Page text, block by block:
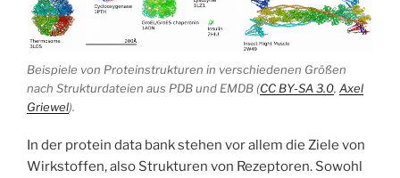
Beispiele von Proteinstrukturen in verschiedenen Größen
nach Strukturdateien aus PDB und EMDB (CC BY-SA 3.0, Axel
Griewel).
In der protein data bank stehen vor allem die Ziele von
Wirkstoffen, also Strukturen von Rezeptoren. Sowohl